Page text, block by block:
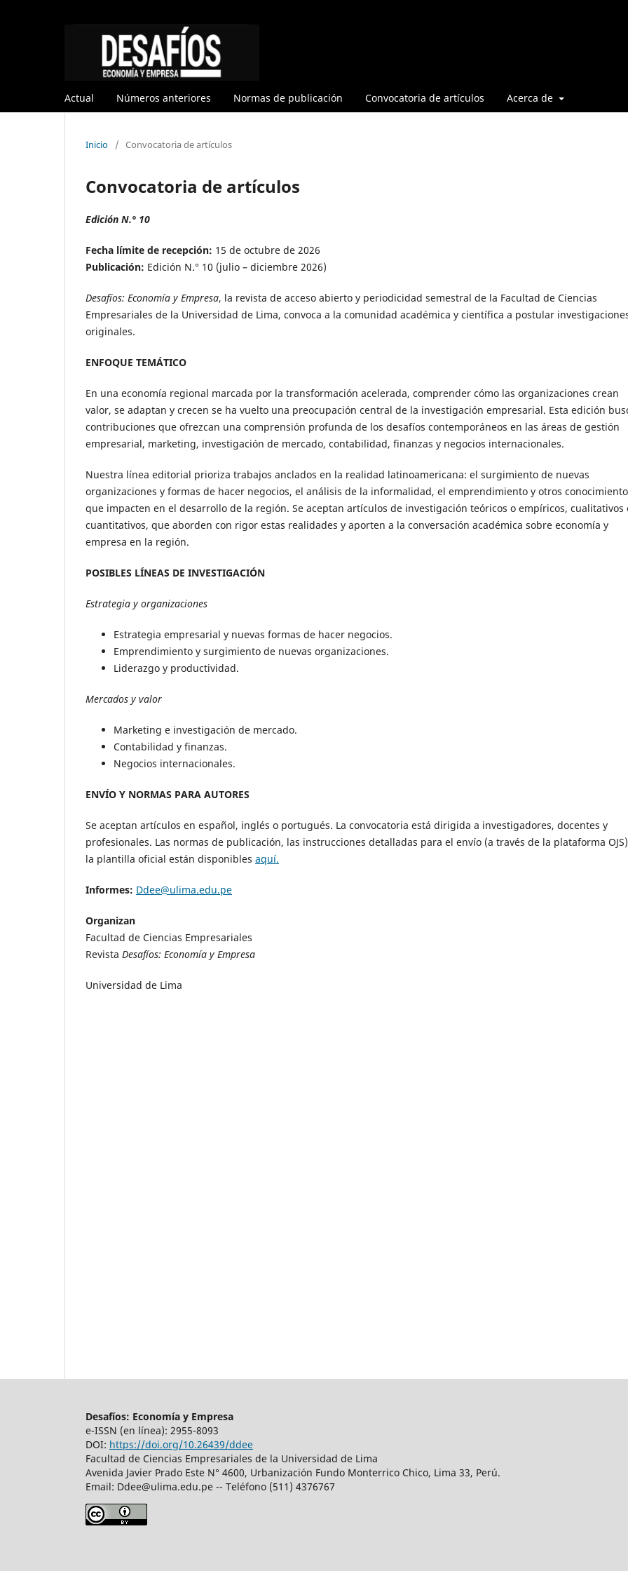
Actual Números anteriores Normas de publicación Convocatoria de artículos Acerca de
Inicio / Convocatoria de artículos
Convocatoria de artículos
Edición N.° 10
Fecha límite de recepción: 15 de octubre de 2026
Publicación: Edición N.° 10 (julio – diciembre 2026)
Desafíos: Economía y Empresa, la revista de acceso abierto y periodicidad semestral de la Facultad de Ciencias
Empresariales de la Universidad de Lima, convoca a la comunidad académica y científica a postular
originales.
ENFOQUE TEMÁTICO
En una economía regional marcada por la transformación acelerada, comprender cómo las organizaciones crean
valor, se adaptan y crecen se ha vuelto una preocupación central de la investigación empresarial. Esta edición
contribuciones que ofrezcan una comprensión profunda de los desafíos contemporáneos en las áreas de gestión
empresarial, marketing, investigación de mercado, contabilidad, finanzas y negocios internacionales.
Nuestra línea editorial prioriza trabajos anclados en la realidad latinoamericana: el surgimiento de nuevas
organizaciones y formas de hacer negocios, el análisis de la informalidad, el emprendimiento y otros
que impacten en el desarrollo de la región. Se aceptan artículos de investigación teóricos o empíricos, cualitativos
cuantitativos, que aborden con rigor estas realidades y aporten a la conversación académica sobre economía y
empresa en la región.
POSIBLES LÍNEAS DE INVESTIGACIÓN
Estrategia y organizaciones
Estrategia empresarial y nuevas formas de hacer negocios.
Emprendimiento y surgimiento de nuevas organizaciones.
Liderazgo y productividad.
Mercados y valor
Marketing e investigación de mercado.
Contabilidad y finanzas.
Negocios internacionales.
ENVÍO Y NORMAS PARA AUTORES
Se aceptan artículos en español, inglés o portugués. La convocatoria está dirigida a investigadores, docentes y
profesionales. Las normas de publicación, las instrucciones detalladas para el envío (a través de la plataforma
la plantilla oficial están disponibles aquí.
Informes: Ddee@ulima.edu.pe
Organizan
Facultad de Ciencias Empresariales
Revista Desafíos: Economía y Empresa
Universidad de Lima
Desafíos: Economía y Empresa
e-ISSN (en línea): 2955-8093
DOI: https://doi.org/10.26439/ddee
Facultad de Ciencias Empresariales de la Universidad de Lima
Avenida Javier Prado Este N° 4600, Urbanización Fundo Monterrico Chico, Lima 33, Perú.
Email: Ddee@ulima.edu.pe -- Teléfono (511) 4376767